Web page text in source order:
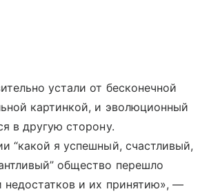
устали от бесконечной
картинкой, и эволюционный
в другую сторону.
“какой я успешный, счастливый,
общество перешло
недостатков и их принятию», —